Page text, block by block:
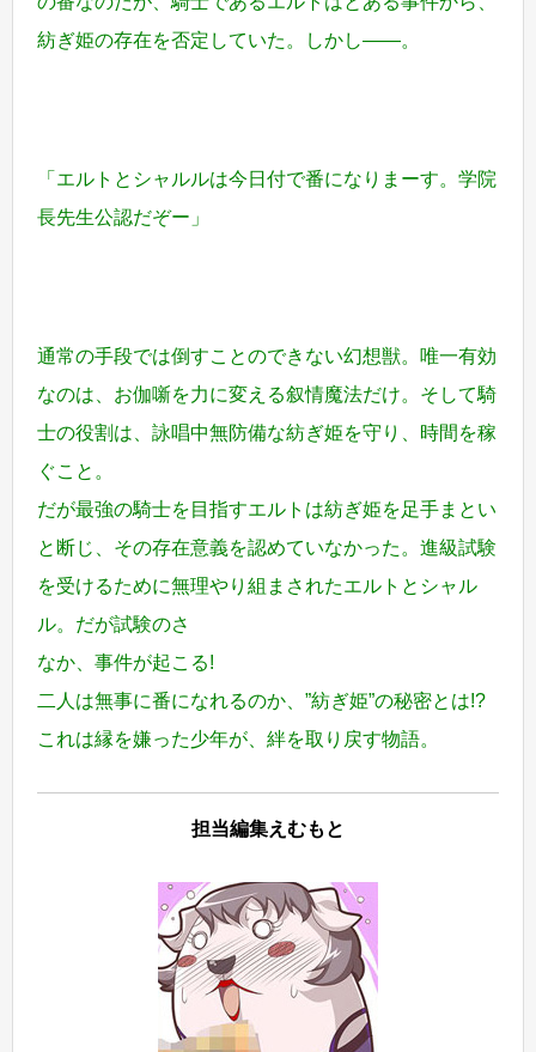
紡ぎ姫の存在を否定していた。しかし――。
「エルトとシャルルは今日付で番になりまーす。学院
長先生公認だぞー」
通常の手段では倒すことのできない幻想獣。唯一有効
なのは、お伽噺を力に変える叙情魔法だけ。そして騎
士の役割は、詠唱中無防備な紡ぎ姫を守り、時間を稼
ぐこと。
だが最強の騎士を目指すエルトは紡ぎ姫を足手まとい
と断じ、その存在意義を認めていなかった。進級試験
を受けるために無理やり組まされたエルトとシャル
ル。だが試験のさ
なか、事件が起こる!
二人は無事に番になれるのか、”紡ぎ姫”の秘密とは!?
これは縁を嫌った少年が、絆を取り戻す物語。
担当編集えむもと